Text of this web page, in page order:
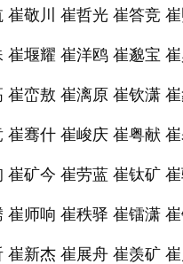
崔敬川 崔哲光 崔答竞
崔堰耀 崔洋鸥 崔邈宝
崔峦敖 崔漓原 崔钦潇
崔骞什 崔峻庆 崔粤献
崔矿今 崔劳蓝 崔钛矿
崔师响 崔秩驿 崔镭潇
崔新杰 崔展舟 崔羡矿